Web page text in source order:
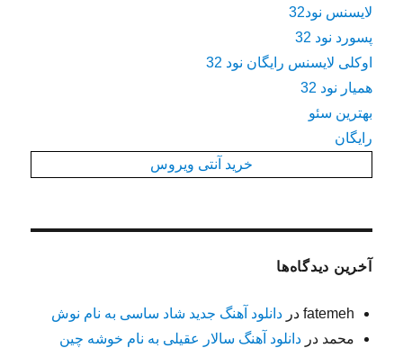
لایسنس نود32
پسورد نود 32
اوکلی لایسنس رایگان نود 32
همیار نود 32
بهترین سئو
رایگان
خرید آنتی ویروس
آخرین دیدگاه‌ها
fatemeh دردانلود آهنگ جدید شاد ساسی به نام نوش
محمد دردانلود آهنگ سالار عقیلی به نام خوشه چین